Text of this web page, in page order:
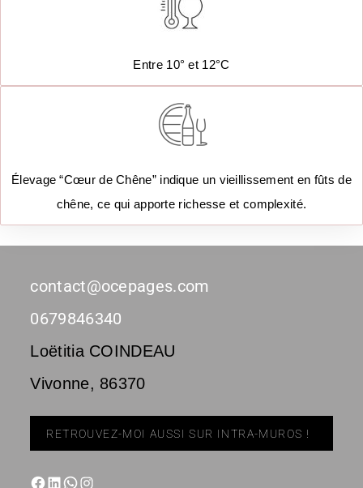
Entre 10° et 12°C
Élevage “Cœur de Chêne” indique un vieillissement en fûts de
chêne, ce qui apporte richesse et complexité.
contact@ocepages.com
0679846340
Loëtitia COINDEAU
Vivonne, 86370
RETROUVEZ-MOI AUSSI SUR INTRA-MUROS !